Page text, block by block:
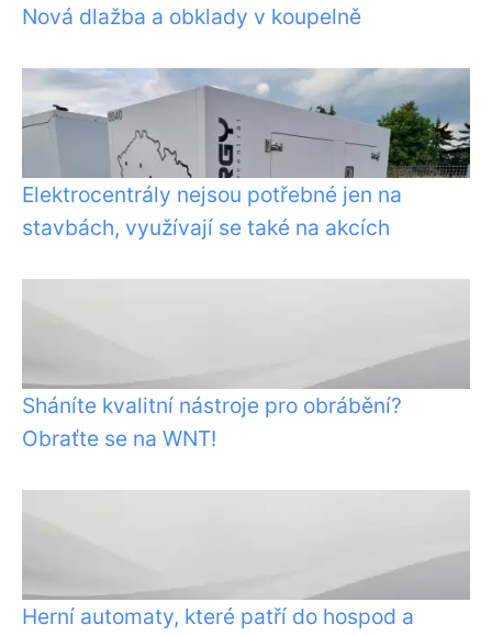
Nová dlažba a obklady v koupelně
Elektrocentrály nejsou potřebné jen na
stavbách, využívají se také na akcích
Sháníte kvalitní nástroje pro obrábění?
Obraťte se na WNT!
Herní automaty, které patří do hospod a